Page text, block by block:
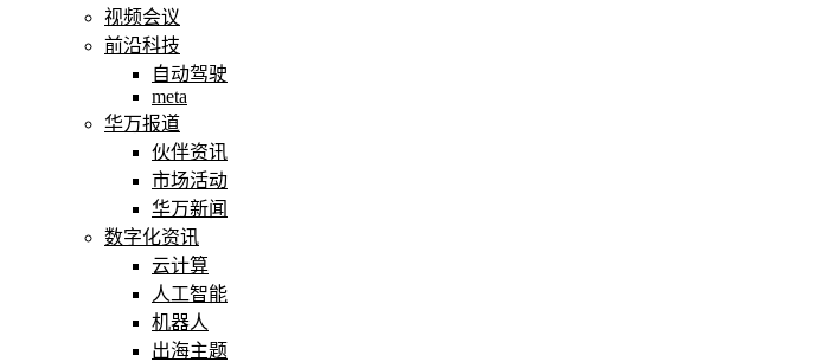
视频会议
前沿科技
自动驾驶
meta
华万报道
伙伴资讯
市场活动
华万新闻
数字化资讯
云计算
人工智能
机器人
出海主题